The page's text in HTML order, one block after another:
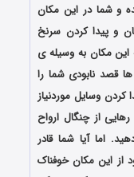
و شما در این مکان
و پیدا کردن سرنخ
مکان به وسیله ی
قصد نابودی شما را
کردن وسایل موردنیاز
از چنگال ارواح
اما آیا شما قادر
از این مکان خوفناک